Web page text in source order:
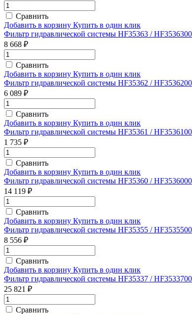
Сравнить
Добавить в корзину Купить в один клик
Фильтр гидравлической системы HF35363 / HF3536300
8 668 ₽
Сравнить
Добавить в корзину Купить в один клик
Фильтр гидравлической системы HF35362 / HF3536200
6 089 ₽
Сравнить
Добавить в корзину Купить в один клик
Фильтр гидравлической системы HF35361 / HF3536100
1 735 ₽
Сравнить
Добавить в корзину Купить в один клик
Фильтр гидравлической системы HF35360 / HF3536000
14 119 ₽
Сравнить
Добавить в корзину Купить в один клик
Фильтр гидравлической системы HF35355 / HF3535500
8 556 ₽
Сравнить
Добавить в корзину Купить в один клик
Фильтр гидравлической системы HF35337 / HF3533700
25 821 ₽
Сравнить